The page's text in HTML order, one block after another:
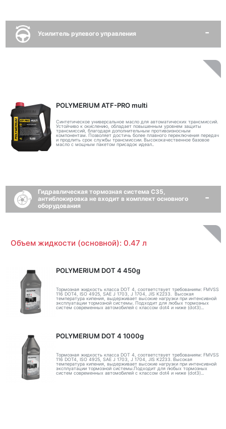
Усилитель рулевого управления
POLYMERIUM ATF-PRO multi
Синтетическое универсальное масло для автоматических трансмиссий.
Устойчиво к окислению, обладает повышенным уровнем защиты
трансмиссий, благодаря дополнительным противоизносным
компонентам. Позволяет достичь более плавного переключения передач
и продлить срок службы трансмиссии. Высококачественное базовое
масло с мощным пакетом присадок идеал..
Гидравлическая тормозная система C35,
антиблокировка не входит в комплект основного
оборудования
Объем жидкости (основной): 0.47 л
POLYMERIUM DOT 4 450g
Тормозная жидкость класса DOT 4, соответствует требованиям: FMVSS
116 DOT4, ISO 4925, SAE J 1703, J 1704, JIS K2233. Высокая
температура кипения, выдерживает высокие нагрузки при интенсивной
эксплуатации тормозной системы. Подходит для любых тормозных
систем современных автомобилей с классом dot4 и ниже (dot3)...
POLYMERIUM DOT 4 1000g
Тормозная жидкость класса DOT 4, соответствует требованиям: FMVSS
116 DOT4, ISO 4925, SAE J 1703, J 1704, JIS K2233. Высокая
температура кипения, выдерживает высокие нагрузки при интенсивной
эксплуатации тормозной системы.Подходит для любых тормозных
систем современных автомобилей с классом dot4 и ниже (dot3)...